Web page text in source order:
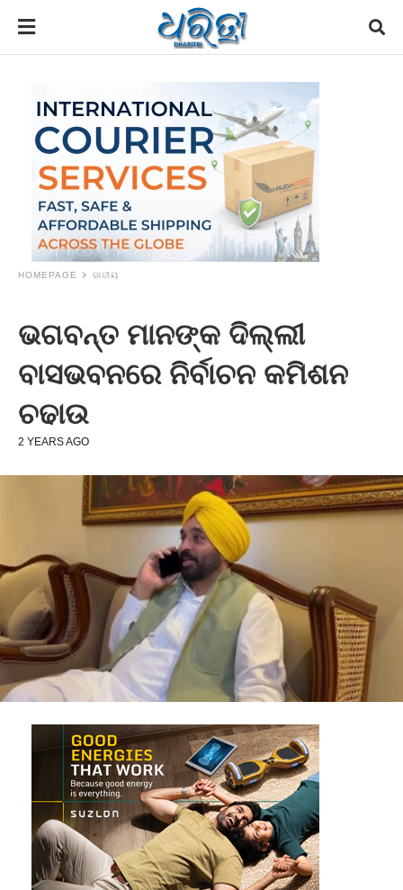
HOMEPAGE ଜାତୀୟ
ଭଗବନ୍ତ ମାନଙ୍କ ଦିଲ୍ଲୀ
ବାସଭବନରେ ନିର୍ବାଚନ କମିଶନ
ଚଢାଉ
2 YEARS AGO